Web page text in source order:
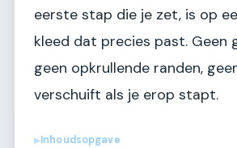
eerste stap die je zet, is op
kleed dat precies past. Geen
geen opkrullende randen,
verschuift als je erop stapt.
▶Inhoudsopgave